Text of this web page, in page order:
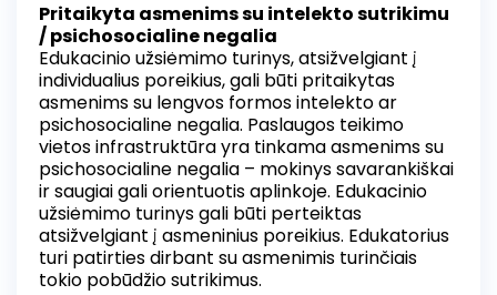
Pritaikyta asmenims su intelekto sutrikimu
/ psichosocialine negalia
Edukacinio užsiėmimo turinys, atsižvelgiant į
individualius poreikius, gali būti pritaikytas
asmenims su lengvos formos intelekto ar
psichosocialine negalia. Paslaugos teikimo
vietos infrastruktūra yra tinkama asmenims su
psichosocialine negalia – mokinys savarankiškai
ir saugiai gali orientuotis aplinkoje. Edukacinio
užsiėmimo turinys gali būti perteiktas
atsižvelgiant į asmeninius poreikius. Edukatorius
turi patirties dirbant su asmenimis turinčiais
tokio pobūdžio sutrikimus.